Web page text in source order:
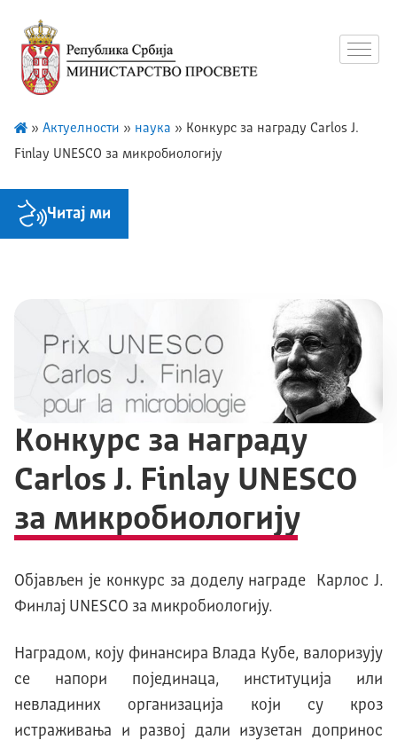
» Актуелности » наука » Kонкурс за награду Carlos J.
Finlay UNESCO за микробиологију
Читај ми
Kонкурс за награду
Carlos J. Finlay UNESCO
за микробиологију
Објављен је конкурс за доделу награде Карлос Ј.
Финлај UNESCO за микробиологију.
Наградом, коју финансира Влада Кубе, валоризују
се напори појединаца, институција или
невладиних организација који су кроз
истраживања и развој дали изузетан допринос